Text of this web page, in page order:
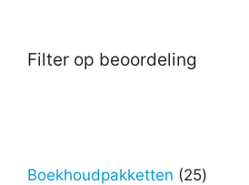
Filter op beoordeling
Boekhoudpakketten 2525